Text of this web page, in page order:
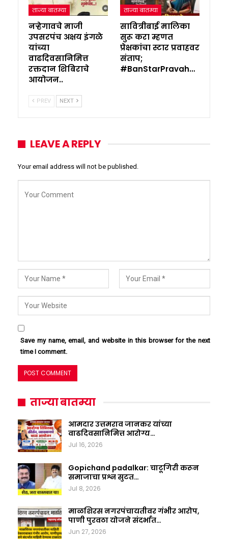
ताज्या बातम्या
नऱ्हेगावचे माजी
उपसरपंच अक्षय इंगळे
यांच्या
वाढदिवसानिमित्त
रक्तदान शिबिराचे
आयोजन..
ताज्या बातम्या
सावित्रीबाई मालिका
सुरू करा म्हणत
प्रेक्षकांचा स्टार प्रवाहवर
संताप;
#BanStarPravah…
PREV NEXT
LEAVE A REPLY
Your email address will not be published.
Save my name, email, and website in this browser for the next
time I comment.
ताज्या बातम्या
आमदार उत्तमराव जानकर यांच्या
वाढदिवसानिमित्त आरोग्य…
Jul 16, 2026
Gopichand padalkar: चाटूगिरी करून
समाजाचा प्रश्न सुटत…
Jul 8, 2026
माळशिरस नगरपंचायतीवर गंभीर आरोप,
पाणी पुरवठा योजने संदर्भात…
Jun 27, 2026